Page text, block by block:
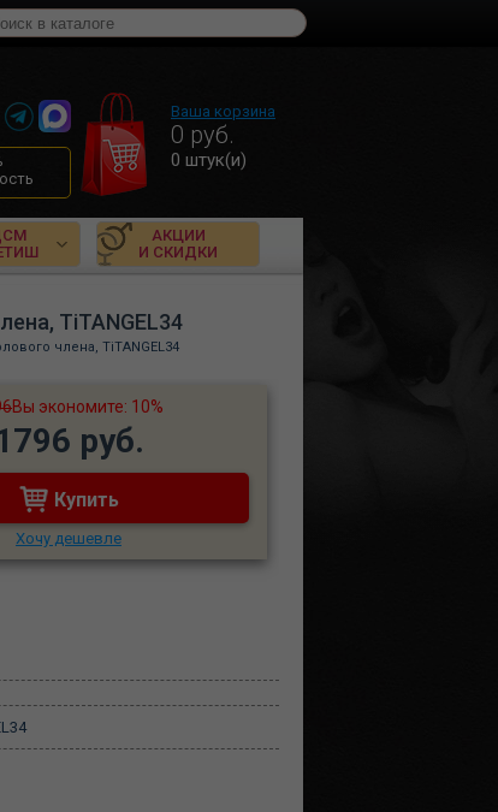
Ваша корзина
0 руб.
0 штук(и)
АКЦИИ
И СКИДКИ
TiTANGEL34
члена, TiTANGEL34
Вы экономите: 10%
руб.
Купить
Хочу дешевле